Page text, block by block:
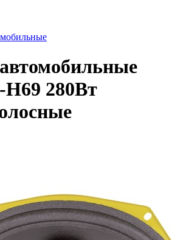
H69 280Вт